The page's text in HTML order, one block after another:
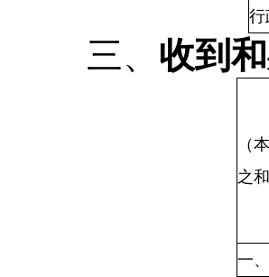
行
三、 收到
（
之
一